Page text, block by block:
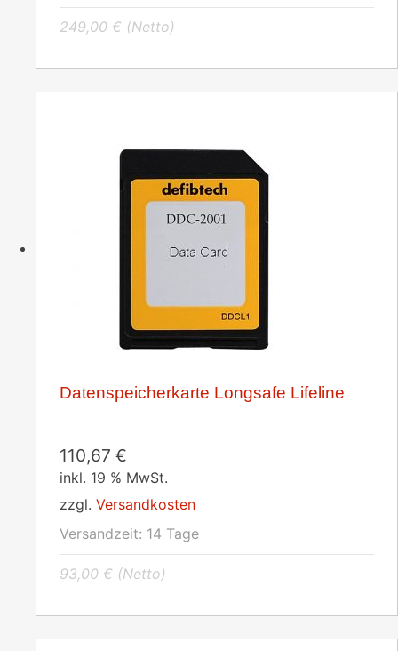
249,00 € (Netto)
Datenspeicherkarte Longsafe Lifeline
110,67 €
inkl. 19 % MwSt.
zzgl. Versandkosten
Versandzeit: 14 Tage
93,00 € (Netto)